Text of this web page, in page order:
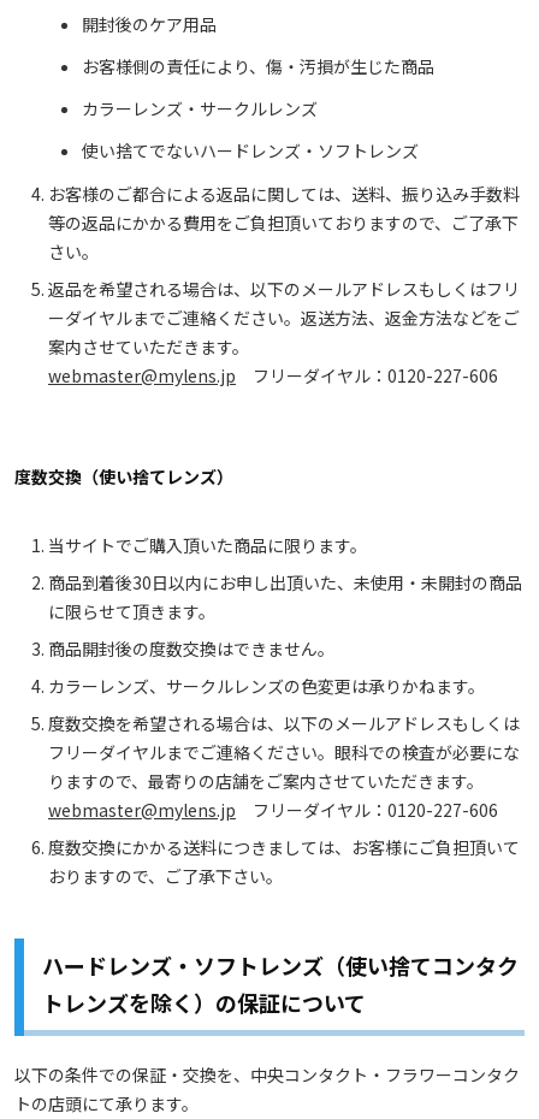
開封後のケア用品
お客様側の責任により、傷・汚損が生じた商品
カラーレンズ・サークルレンズ
使い捨てでないハードレンズ・ソフトレンズ
お客様のご都合による返品に関しては、送料、振り込み手数料
等の返品にかかる費用をご負担頂いておりますので、ご了承下
さい。
返品を希望される場合は、以下のメールアドレスもしくはフリ
ーダイヤルまでご連絡ください。返送方法、返金方法などをご
案内させていただきます。
webmaster@mylens.jp フリーダイヤル：0120-227-606
度数交換（使い捨てレンズ）
当サイトでご購入頂いた商品に限ります。
商品到着後30日以内にお申し出頂いた、未使用・未開封の商品
に限らせて頂きます。
商品開封後の度数交換はできません。
カラーレンズ、サークルレンズの色変更は承りかねます。
度数交換を希望される場合は、以下のメールアドレスもしくは
フリーダイヤルまでご連絡ください。眼科での検査が必要にな
りますので、最寄りの店舗をご案内させていただきます。
webmaster@mylens.jp フリーダイヤル：0120-227-606
度数交換にかかる送料につきましては、お客様にご負担頂いて
おりますので、ご了承下さい。
ハードレンズ・ソフトレンズ（使い捨てコンタク
トレンズを除く）の保証について
以下の条件での保証・交換を、中央コンタクト・フラワーコンタク
トの店頭にて承ります。